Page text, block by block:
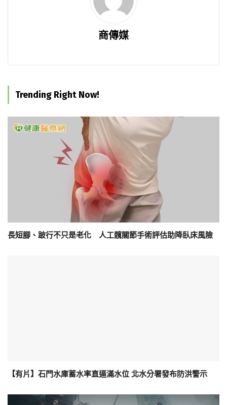
商傳媒
Trending Right Now!
長短腳、跛行不只是老化 人工髖關節手術評估助降臥床風險
【有片】石門水庫蓄水率直逼滿水位 北水分署發布防洪警示